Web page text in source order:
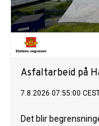
Asfaltarbeid på
7.8.2026 07:55:00
Det blir